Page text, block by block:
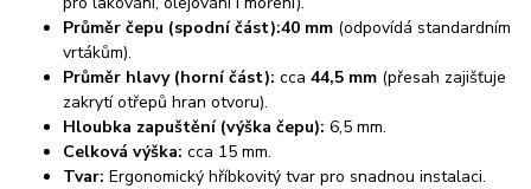
Průměr čepu (spodní část):40 mm (odpovídá standardním
vrtákům).
Průměr hlavy (horní část): cca44,5 mm (přesah zajišťuje
zakrytí otřepů hran otvoru).
Hloubka zapuštění (výška čepu): 6,5 mm.
Celková výška: cca 15 mm.
Tvar: Ergonomický hříbkovitý tvar pro snadnou instalaci.